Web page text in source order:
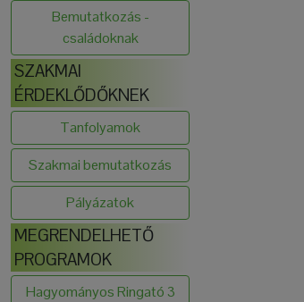
Bemutatkozás -
családoknak
SZAKMAI
ÉRDEKLŐDŐKNEK
Tanfolyamok
Szakmai bemutatkozás
Pályázatok
MEGRENDELHETŐ
PROGRAMOK
Hagyományos Ringató 3